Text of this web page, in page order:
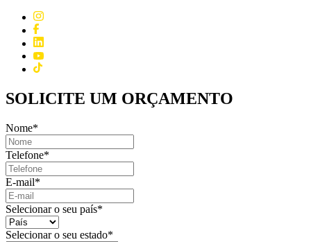
SOLICITE UM ORÇAMENTO
Nome*
Telefone*
E-mail*
Selecionar o seu país*
Selecionar o seu estado*